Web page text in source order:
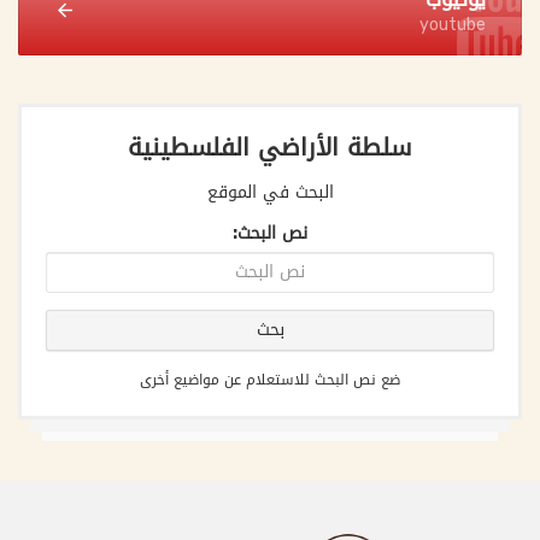
youtube
سلطة الأراضي الفلسطينية
البحث في الموقع
نص البحث:
ضع نص البحث للاستعلام عن مواضيع أخرى